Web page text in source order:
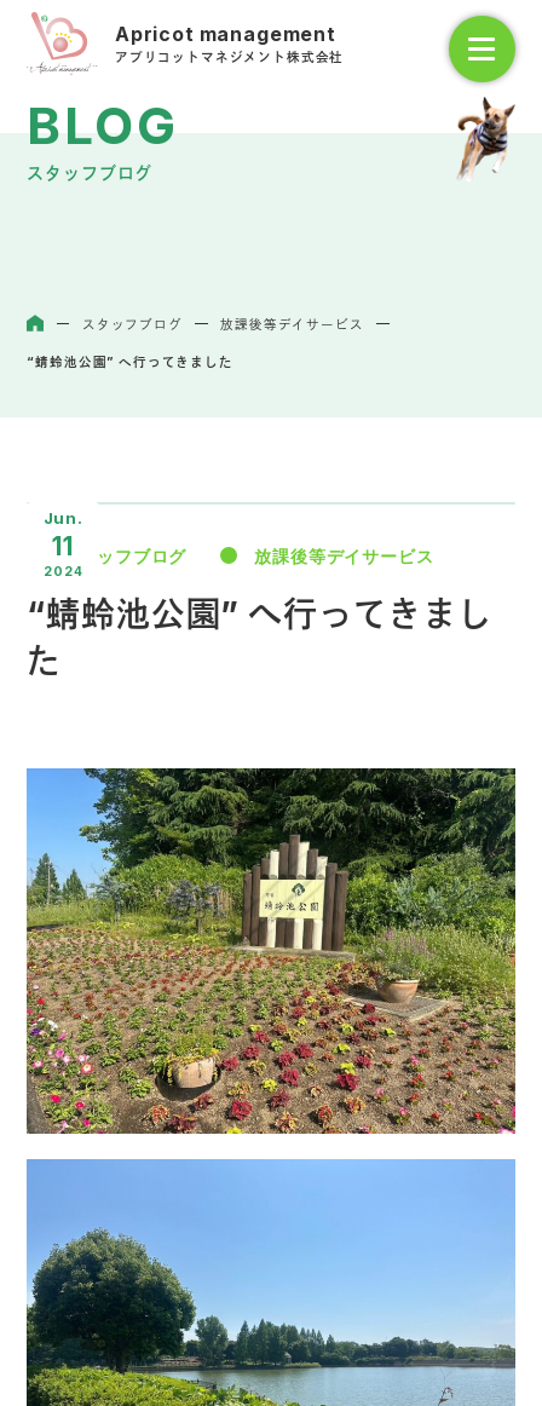
アプリコットマネジメント株式会社
スタッフブログ
ホームスタッフブログ 放課後等デイサービス
“蜻蛉池公園” へ行ってきました
Jun.
11
2024
スタッフブログ 放課後等デイサービス
“蜻蛉池公園” へ行ってきまし
た